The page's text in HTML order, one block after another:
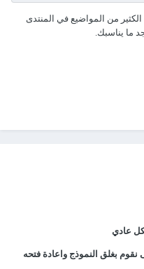
من المواضيع في المنتدى
ما يناسبك.
عادي
نقوم بغلق النموذج واعادة فتحه